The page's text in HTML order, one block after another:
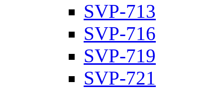
SVP-713
SVP-716
SVP-719
SVP-721